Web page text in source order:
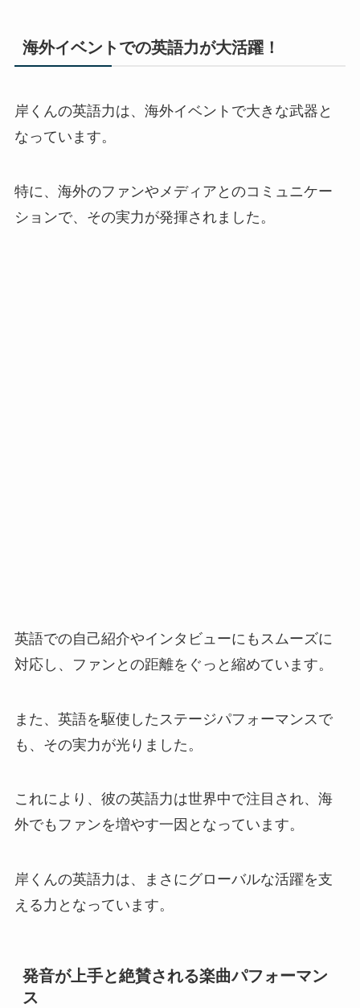
海外イベントでの英語力が大活躍！
岸くんの英語力は、海外イベントで大きな武器と
なっています。
特に、海外のファンやメディアとのコミュニケー
ションで、その実力が発揮されました。
英語での自己紹介やインタビューにもスムーズに
対応し、ファンとの距離をぐっと縮めています。
また、英語を駆使したステージパフォーマンスで
も、その実力が光りました。
これにより、彼の英語力は世界中で注目され、海
外でもファンを増やす一因となっています。
岸くんの英語力は、まさにグローバルな活躍を支
える力となっています。
発音が上手と絶賛される楽曲パフォーマン
ス